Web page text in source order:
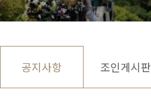
공지사항 조인게시판